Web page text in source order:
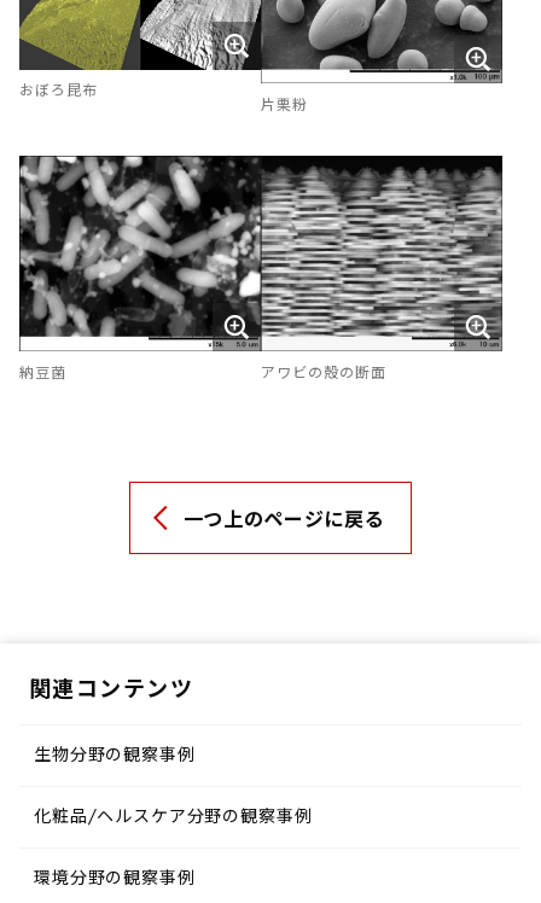
おぼろ昆布
片栗粉
納豆菌 アワビの殻の断面
一つ上のページに戻る
関連コンテンツ
生物分野の観察事例
化粧品/ヘルスケア分野の観察事例
環境分野の観察事例